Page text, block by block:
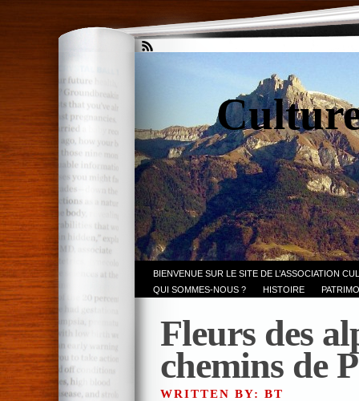
BIENVENUE SUR LE SITE DE L’ASSOCIATION
QUI SOMMES-NOUS ?
HISTOIRE
Fleurs des
chemins de
WRITTEN BY: BT